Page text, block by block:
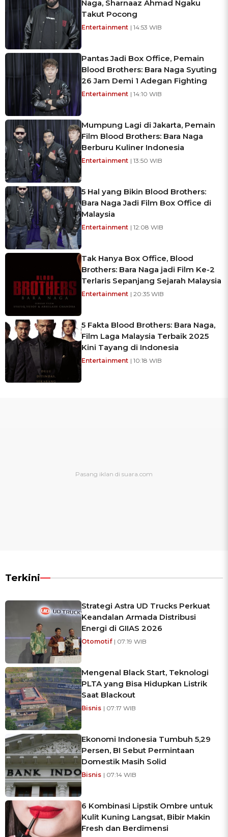
Naga, Sharnaaz Ahmad Ngaku
Takut Pocong
Entertainment | 14:53 WIB
Pantas Jadi Box Office, Pemain
Blood Brothers: Bara Naga Syuting
26 Jam Demi 1 Adegan Fighting
Entertainment | 14:10 WIB
Mumpung Lagi di Jakarta, Pemain
Film Blood Brothers: Bara Naga
Berburu Kuliner Indonesia
Entertainment | 13:50 WIB
5 Hal yang Bikin Blood Brothers:
Bara Naga Jadi Film Box Office di
Malaysia
Entertainment | 12:08 WIB
Tak Hanya Box Office, Blood
Brothers: Bara Naga jadi Film Ke-2
Terlaris Sepanjang Sejarah Malaysia
Entertainment | 20:35 WIB
5 Fakta Blood Brothers: Bara Naga,
Film Laga Malaysia Terbaik 2025
Kini Tayang di Indonesia
Entertainment | 10:18 WIB
Terkini
Strategi Astra UD Trucks Perkuat
Keandalan Armada Distribusi
Energi di GIIAS 2026
Otomotif | 07:19 WIB
Mengenal Black Start, Teknologi
PLTA yang Bisa Hidupkan Listrik
Saat Blackout
Bisnis | 07:17 WIB
Ekonomi Indonesia Tumbuh 5,29
Persen, BI Sebut Permintaan
Domestik Masih Solid
Bisnis | 07:14 WIB
6 Kombinasi Lipstik Ombre untuk
Kulit Kuning Langsat, Bibir Makin
Fresh dan Berdimensi